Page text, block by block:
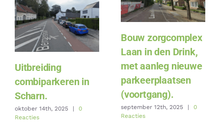
Uitbreiding
combiparkeren in
Scharn.
oktober 14th, 2025 |
0
Reacties
Bouw zorgcomplex
Laan in den Drink,
met aanleg nieuwe
parkeerplaatsen
(voortgang).
september 12th, 2025 |
0
Reacties